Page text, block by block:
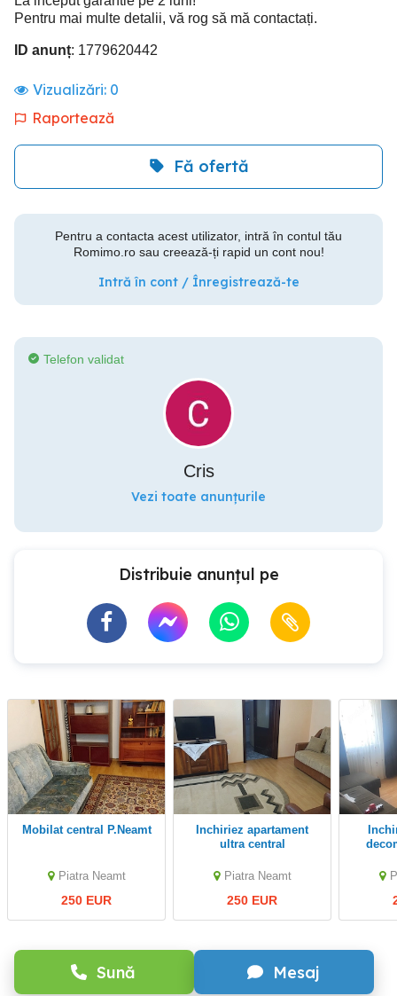
Pentru mai multe detalii, vă rog să mă contactați.
ID anunț: 1779620442
Vizualizări: 0
Raportează
Fă ofertă
Pentru a contacta acest utilizator, intră în contul tău
Romimo.ro sau creează-ți rapid un cont nou!
Intră în cont / Înregistrează-te
Sună Mesaj
Telefon validat
Cris
Vezi toate anunțurile
Distribuie anunțul pe
Mobilat central P.Neamt
Piatra Neamt
250 EUR
inchiriez apartament
ultra central
Piatra Neamt
250 EUR
inchiriez 2 camere